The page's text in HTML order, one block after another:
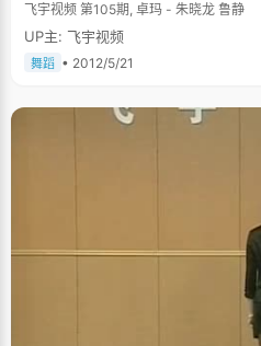
飞宇视频 第105期, 卓玛 - 朱晓龙 鲁静
UP主: 飞宇视频
舞蹈 • 2012/5/21